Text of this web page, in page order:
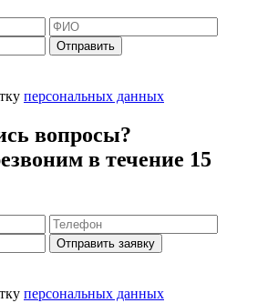
Отправить
персональных данных
вопросы?
в течение 15
Отправить заявку
персональных данных